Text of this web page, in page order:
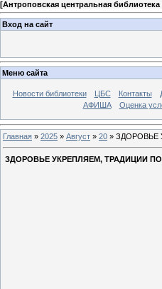
[Антроповская центральная
Вход на сайт
Меню сайта
Новости библиотеки ЦБС Контакты
АФИША
Оценка
Главная » 2025 » Август » 20 » ЗДОРОВЬЕ
ЗДОРОВЬЕ УКРЕПЛЯЕМ, ТРАДИЦИИ